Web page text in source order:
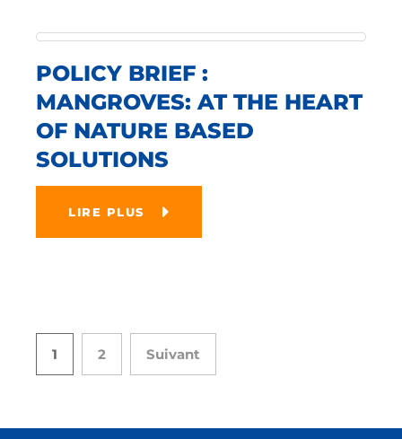
POLICY BRIEF :
MANGROVES: AT THE HEART
OF NATURE BASED
SOLUTIONS
LIRE PLUS
1 2 Suivant